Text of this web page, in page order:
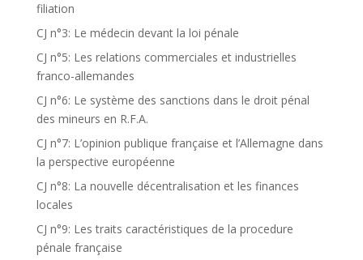
filiation
CJ n°3: Le médecin devant la loi pénale
CJ n°5: Les relations commerciales et industrielles
franco-allemandes
CJ n°6: Le système des sanctions dans le droit pénal
des mineurs en R.F.A.
CJ n°7: L’opinion publique française et l’Allemagne dans
la perspective européenne
CJ n°8: La nouvelle décentralisation et les finances
locales
CJ n°9: Les traits caractéristiques de la procedure
pénale française